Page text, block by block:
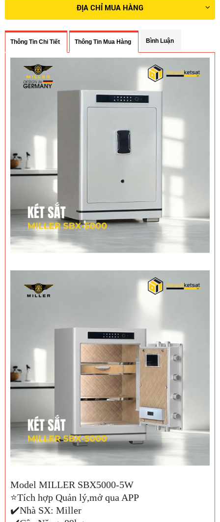
ĐỊA CHỈ MUA HÀNG
Thông Tin Chi Tiết Thông Tin Mua Hàng Bình Luận
Model MILLER SBX5000-5W
⭐️Tích hợp Quản lý,mở qua APP
✔️Nhà SX: Miller